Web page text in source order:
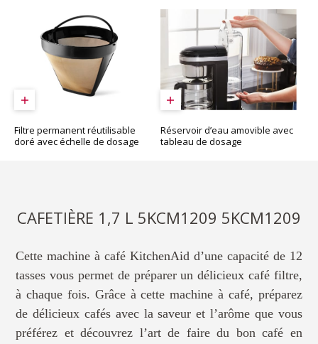
Filtre permanent réutilisable
doré avec échelle de dosage
Réservoir d’eau amovible avec
tableau de dosage
CAFETIÈRE 1,7 L 5KCM1209 5KCM1209
Cette machine à café KitchenAid d’une capacité de 12
tasses vous permet de préparer un délicieux café filtre,
à chaque fois. Grâce à cette machine à café, préparez
de délicieux cafés avec la saveur et l’arôme que vous
préférez et découvrez l’art de faire du bon café en